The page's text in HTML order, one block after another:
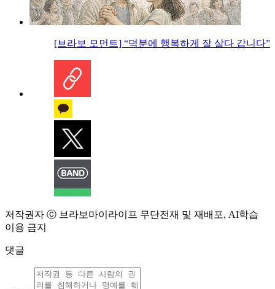
[브라보 모먼트] “덕분에 행복하게 잘 살다 갑니다”
저작권자 ⓒ 브라보마이라이프 무단전재 및 재배포, AI학습
이용 금지
댓글